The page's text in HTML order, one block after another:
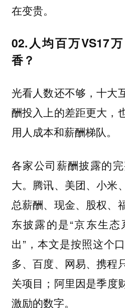
在变贵。
02.人均百万VS17
香？
光看人数还不够，十大
酬投入上的差距更大，
用人成本和薪酬梯队。
各家公司薪酬披露的
大。腾讯、美团、小米
总薪酬、现金、股权、
东披露的是“京东生
出”，本文是按照这个
多、百度、网易、携程
关项目；阿里因是季度
激励的数字。